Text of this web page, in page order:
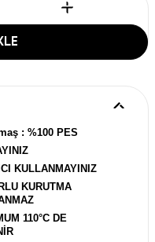
: %100 PES
KULLANMAYINIZ
KURUTMA
110°C DE